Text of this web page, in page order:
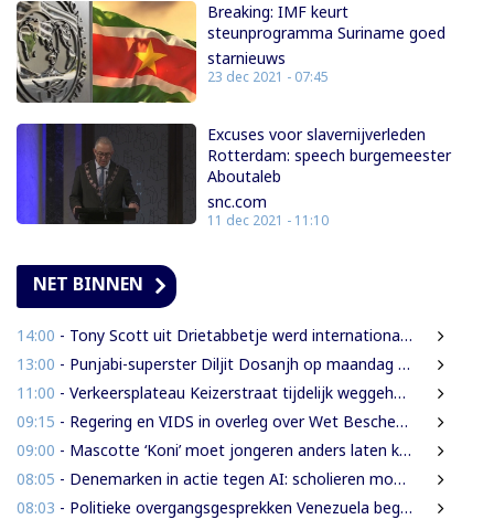
Breaking: IMF keurt
steunprogramma Suriname goed
starnieuws
23 dec 2021 - 07:45
Excuses voor slavernijverleden
Rotterdam: speech burgemeester
Aboutaleb
snc.com
11 dec 2021 - 11:10
NET BINNEN
14:00 - Tony Scott uit Drietabbetje werd internationaal bekend door zijn hiphouse muziek
13:00 - Punjabi-superster Diljit Dosanjh op maandag 7 september in Ziggo Dome
11:00 - Verkeersplateau Keizerstraat tijdelijk weggehaald vanwege chaos rond Domineestraat
09:15 - Regering en VIDS in overleg over Wet Bescherming Woon- en Leefgebieden
09:00 - Mascotte ‘Koni’ moet jongeren anders laten kijken naar Surinaamse houtsector
08:05 - Denemarken in actie tegen AI: scholieren moeten extra mondelinge examens doen
08:03 - Politieke overgangsgesprekken Venezuela beginnen zonder Machado